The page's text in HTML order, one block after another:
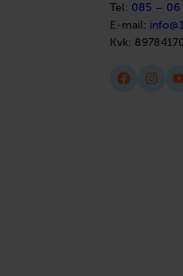
Tel: 085 – 06
E-mail:
Kvk:
Facebook Instagram YouTube